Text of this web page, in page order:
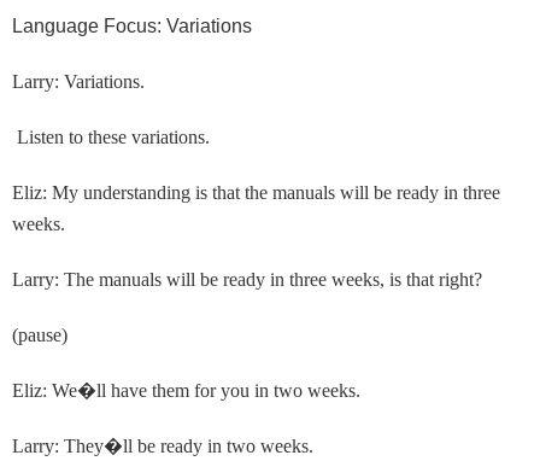
Language Focus: Variations
Larry: Variations.
Listen to these variations.
Eliz: My understanding is that the manuals will be ready in three
weeks.
Larry: The manuals will be ready in three weeks, is that right?
(pause)
Eliz: We�ll have them for you in two weeks.
Larry: They�ll be ready in two weeks.